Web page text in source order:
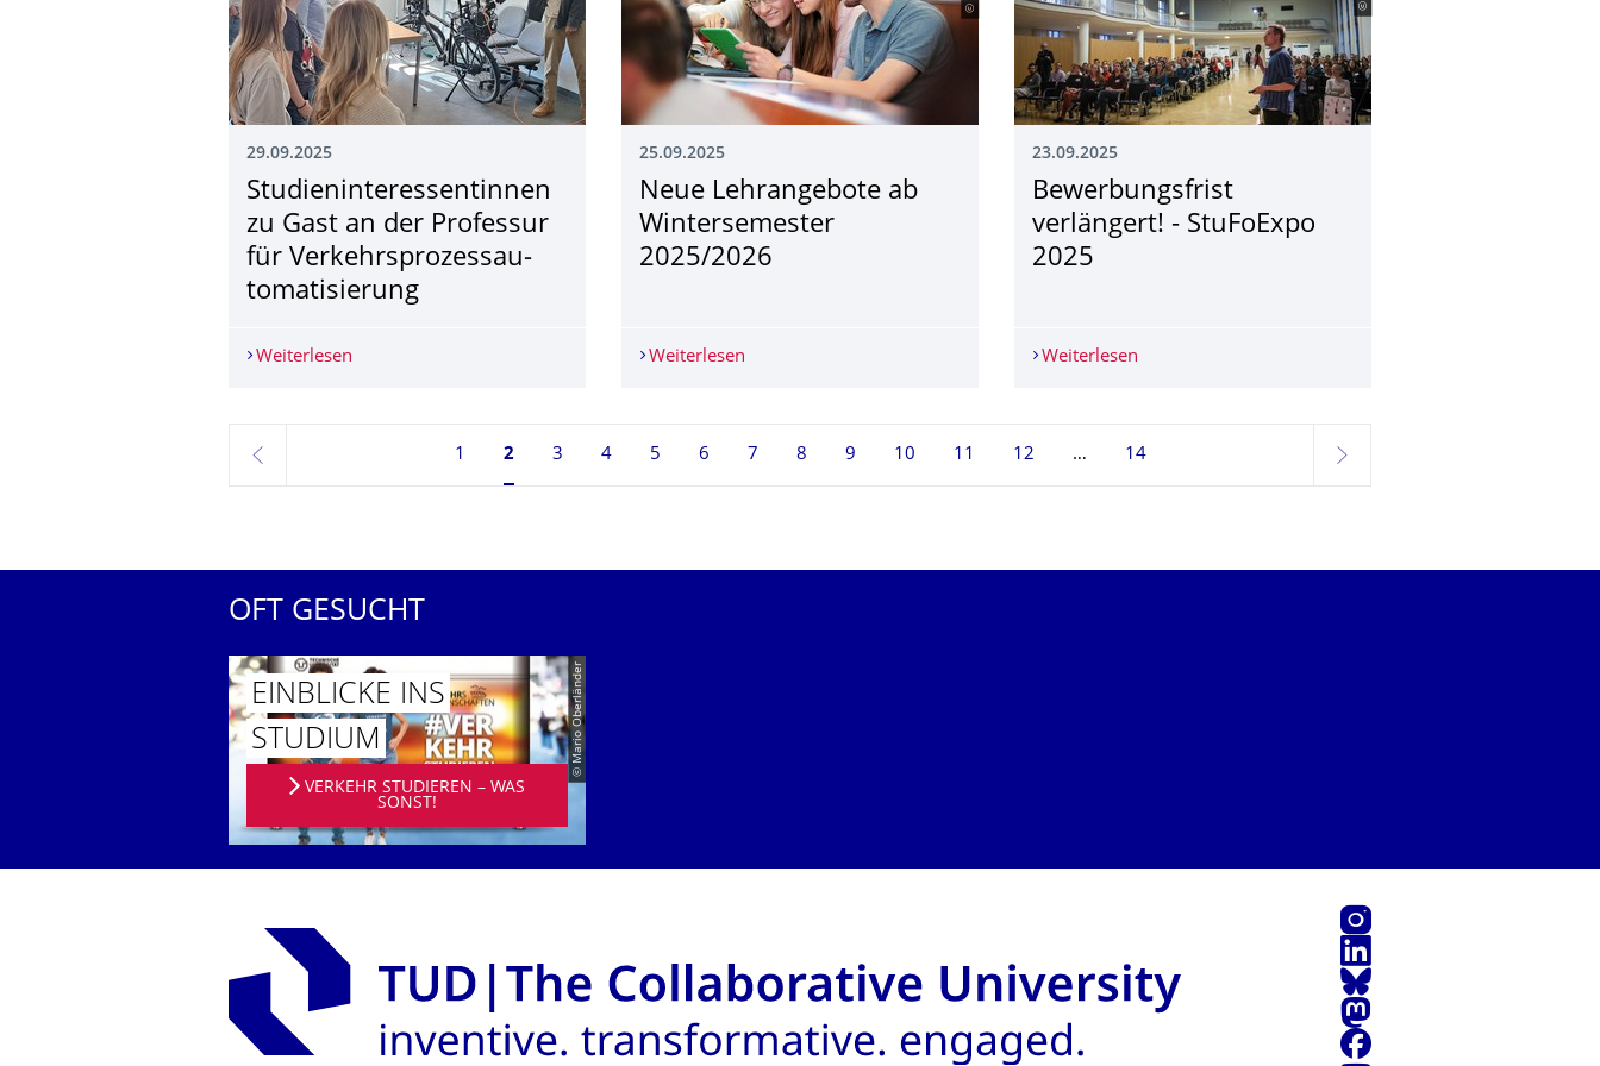
29.09.2025
Studieninteressen­tinnen
zu Gast an der Professur
für Verkehrsprozessau­
tomatisierung
Weiterlesen Studieninteressentinnen zu Gast an der Professur für Verkehrsprozessautomatisierung
25.09.2025
Neue Lehrangebote ab
Wintersemester
2025/2026
Weiterlesen Neue Lehrangebote ab Wintersemester 2025/2026
23.09.2025
Bewerbungsfrist
verlängert! - StuFoExpo
2025
Weiterlesen
zurück
1 Seite 2, aktuell ausgewählt
2 3 4 5 6 7 8 9 10 11 12 14
weiter
OFT GESUCHT
© Mario Oberländer
EINBLICKE INS
STUDIUM
VERKEHR STUDIEREN – WAS
SONST!
Instagram
LinkedIn
Bluesky
Mastodon
Facebook